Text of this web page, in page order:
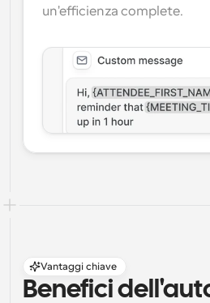
un'efficienza complete.
Vantaggi chiave
Benefici